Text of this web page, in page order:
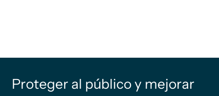
Proteger al público y mejorar